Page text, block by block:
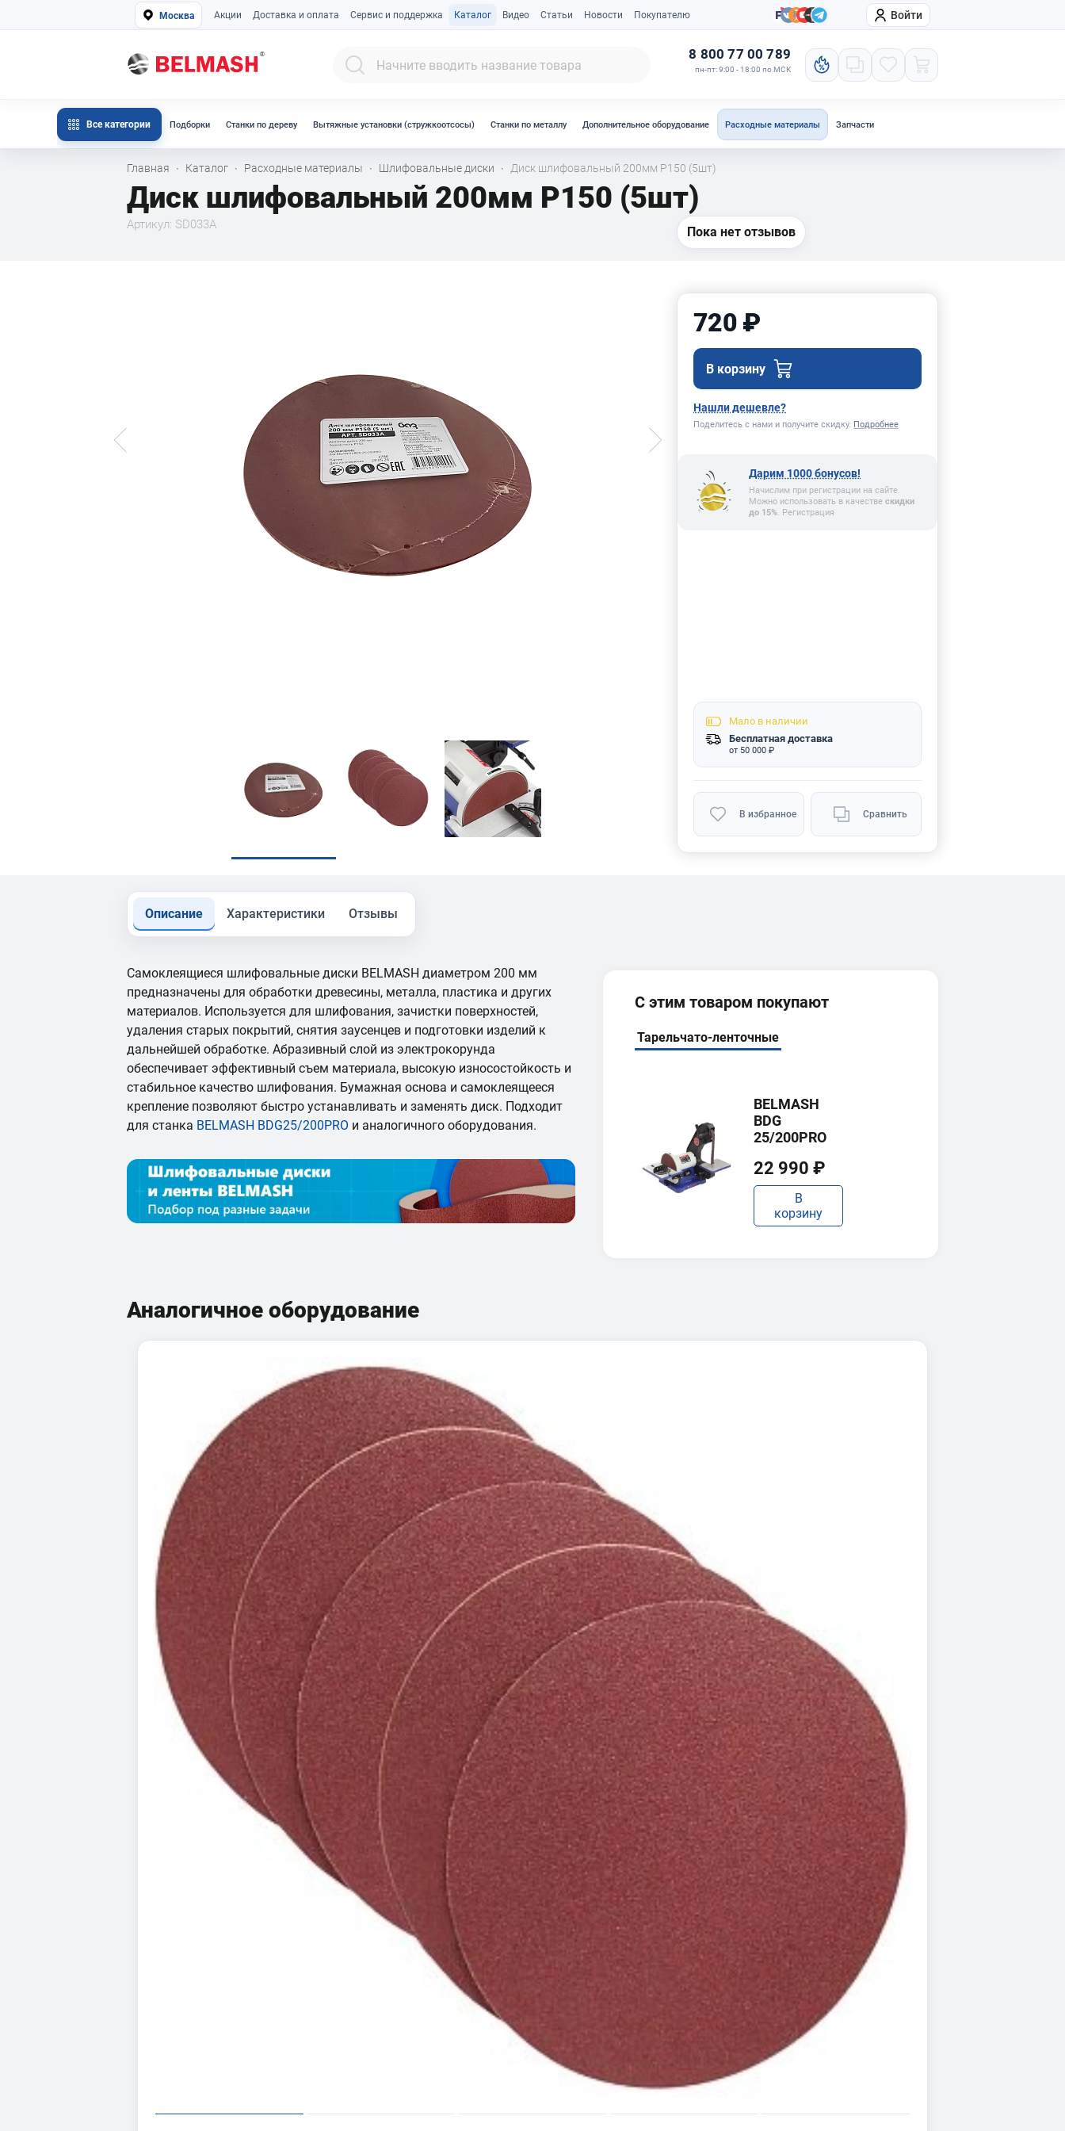
Москва Акции Доставка и оплата Сервис и поддержка Каталог Видео Статьи Новости Покупателю Компания Войти
8 800 77 00 789
пн-пт: 9:00 - 18:00 по МСК
Все категории Подборки Станки по дереву Вытяжные установки (стружкоотсосы) Станки по металлу Дополнительное оборудование Расходные материалы Запчасти
Главная · Каталог · Расходные материалы · Шлифовальные диски · Диск шлифовальный 200мм Р150 (5шт)
Диск шлифовальный 200мм Р150 (5шт)
Артикул: SD033A Пока нет отзывов
720 ₽
В корзину
Нашли дешевле?
Поделитесь с нами и получите скидку. Подробнее
Дарим 1000 бонусов!
Начислим при регистрации на сайте.
Можно использовать в качестве скидки
до 15%. Регистрация
Мало в наличии
Бесплатная доставка
от 50 000 ₽
В избранное Сравнить
Описание Характеристики Отзывы
Самоклеящиеся шлифовальные диски BELMASH диаметром 200 мм
предназначены для обработки древесины, металла, пластика и других
материалов. Используется для шлифования, зачистки поверхностей,
удаления старых покрытий, снятия заусенцев и подготовки изделий к
дальнейшей обработке. Абразивный слой из электрокорунда
обеспечивает эффективный съем материала, высокую износостойкость и
стабильное качество шлифования. Бумажная основа и самоклеящееся
крепление позволяют быстро устанавливать и заменять диск. Подходит
для станка BELMASH BDG25/200PRO и аналогичного оборудования.
С этим товаром покупают
Тарельчато-ленточные
BELMASH
BDG
25/200PRO
22 990 ₽
В
корзину
Аналогичное оборудование